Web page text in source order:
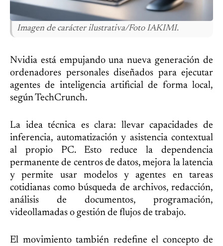
Imagen de carácter ilustrativa/Foto IAKIMI.
Nvidia está empujando una nueva generación de
ordenadores personales diseñados para ejecutar
agentes de inteligencia artificial de forma local,
según TechCrunch.
La idea técnica es clara: llevar capacidades de
inferencia, automatización y asistencia contextual
al propio PC. Esto reduce la dependencia
permanente de centros de datos, mejora la latencia
y permite usar modelos y agentes en tareas
cotidianas como búsqueda de archivos, redacción,
análisis de documentos, programación,
videollamadas o gestión de flujos de trabajo.
El movimiento también redefine el concepto de